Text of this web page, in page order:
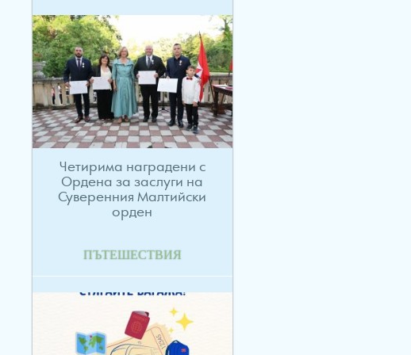
Четирима наградени с
Ордена за заслуги на
Суверенния Малтийски
орден
ПЪТЕШЕСТВИЯ